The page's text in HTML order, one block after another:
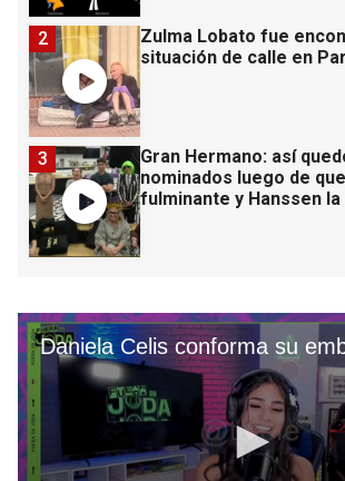
Zulma Lobato fue
situación de calle en
2
Gran Hermano: así
nominados luego de
fulminante y Hanssen
3